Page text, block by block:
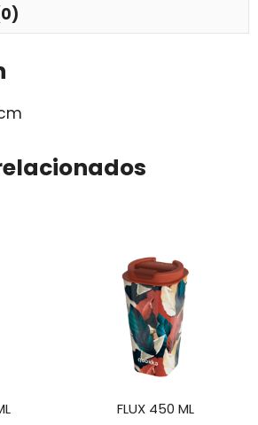
FLUX 450 ML